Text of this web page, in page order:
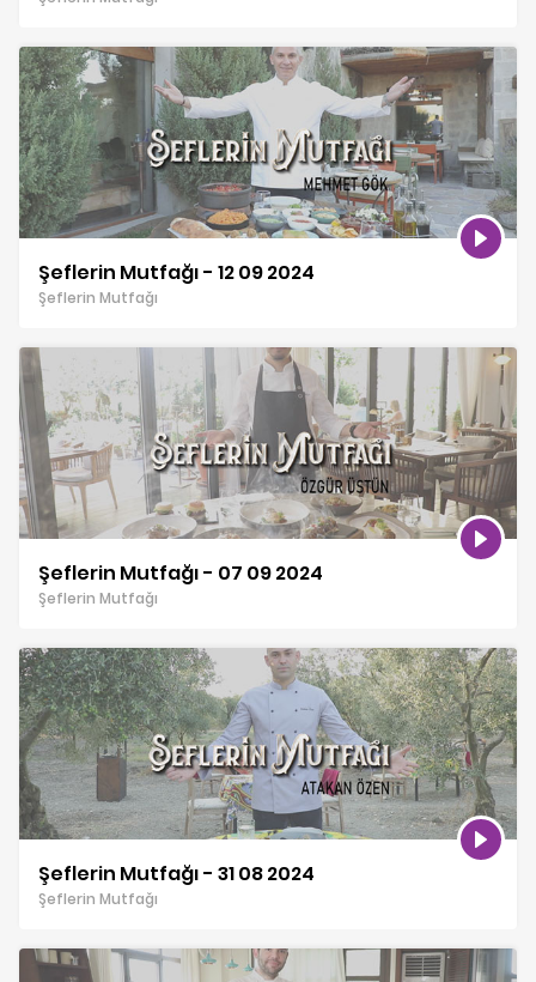
Şeflerin Mutfağı - 12 09 2024
Şeflerin Mutfağı
Şeflerin Mutfağı - 07 09 2024
Şeflerin Mutfağı
Şeflerin Mutfağı - 31 08 2024
Şeflerin Mutfağı